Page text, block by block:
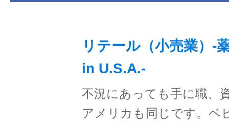
リテール（小売業）-
in U.S.A.-
不況にあっても手に職、
アメリカも同じです。ベ